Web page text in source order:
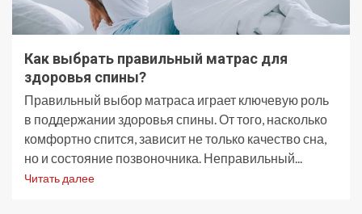
Как выбрать правильный матрас для
здоровья спины?
Правильный выбор матраса играет ключевую роль
в поддержании здоровья спины. От того, насколько
комфортно спится, зависит не только качество сна,
но и состояние позвоночника. Неправильный...
Читать далее